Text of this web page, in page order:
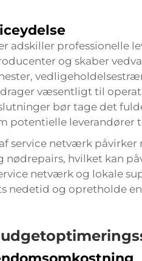
adskiller professionelle
og skaber
væsentligt til
bør tage det
potentielle leverandører
service netværk påvirker
nødrepairs, hvilket kan
netværk og lokale
nedetid og opretholde